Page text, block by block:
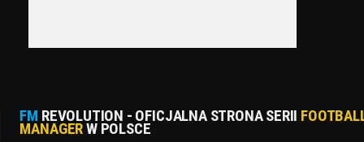
FM REVOLUTION - OFICJALNA STRONA SERII
MANAGERW POLSCE